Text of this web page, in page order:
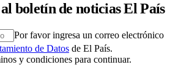
boletín de noticias El País
Por favor ingresa un correo electrónico
de Datos de El País.
y condiciones para continuar.